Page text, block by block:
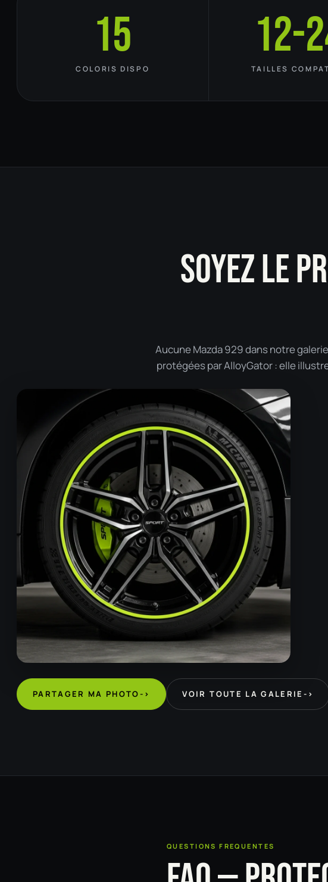
15
COLORIS DISPO
12-
TAILLES
SOYEZ LE
Aucune Mazda 929 dans notre
protégées par AlloyGator : elle
PARTAGER MA PHOTO-> VOIR TOUTE LA GALERIE ->
QUESTIONS FREQUENTES